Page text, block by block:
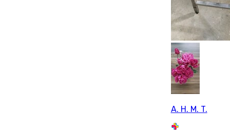
A. H. M. T.